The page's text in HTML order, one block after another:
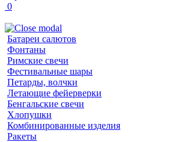
0
Батареи салютов
Фонтаны
Римские свечи
Фестивальные шары
Петарды, волчки
Летающие фейерверки
Бенгальские свечи
Хлопушки
Комбинированные изделия
Ракеты